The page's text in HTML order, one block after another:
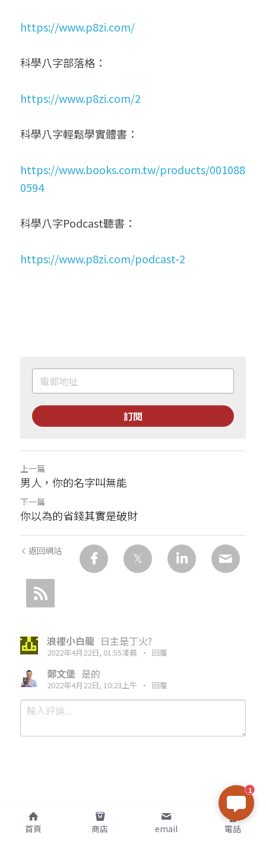
https://www.p8zi.com/
科學八字部落格：
https://www.p8zi.com/2
科學八字輕鬆學實體書：
https://www.books.com.tw/products/001088
0594
科學八字Podcast聽書：
https://www.p8zi.com/podcast-2
訂閱
上一篇
男人，你的名字叫無能
下一篇
你以為的省錢其實是破財
返回網站
浪裡小白龍 日主是丁火?
2022年4月22日, 01:55凌晨 · 回覆
鄭文堡 是的
2022年4月22日, 10:23上午 · 回覆
提交
1
首頁 商店 email 電話